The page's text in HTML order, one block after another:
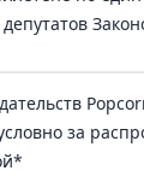
за